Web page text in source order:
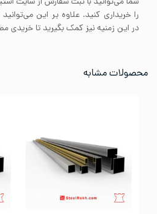
را خریداری کنید. علاوه بر این
در این زمنیه نیز کمک بگیرید تا خریدی
محصولات مشابه